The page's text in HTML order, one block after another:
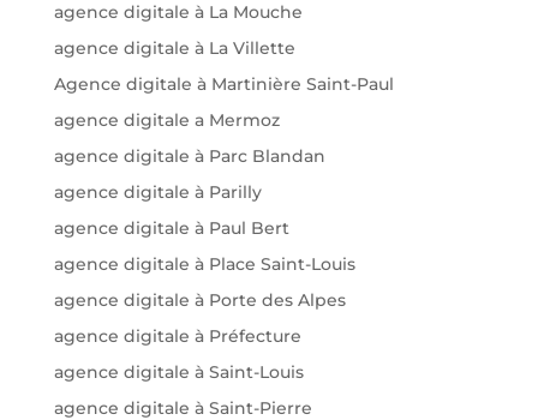
agence digitale à La Mouche
agence digitale à La Villette
Agence digitale à Martinière Saint-Paul
agence digitale a Mermoz
agence digitale à Parc Blandan
agence digitale à Parilly
agence digitale à Paul Bert
agence digitale à Place Saint-Louis
agence digitale à Porte des Alpes
agence digitale à Préfecture
agence digitale à Saint-Louis
agence digitale à Saint-Pierre